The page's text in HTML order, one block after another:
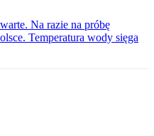
Na razie na próbę
Temperatura wody sięga